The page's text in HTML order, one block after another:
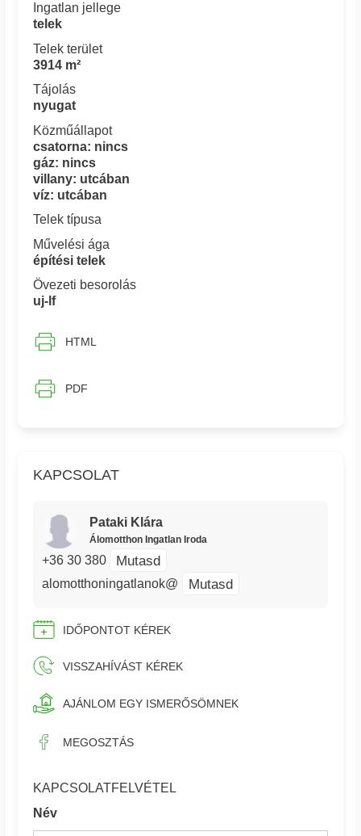
KAPCSOLAT
Pataki Klára
Álomotthon Ingatlan Iroda
+36 30 380 Mutasd
alomotthoningatlanok@ Mutasd
IDŐPONTOT KÉREK
VISSZAHÍVÁST KÉREK
AJÁNLOM EGY ISMERŐSÖMNEK
MEGOSZTÁS
KAPCSOLATFELVÉTEL
Név
Ingatlan jellege
telek
Telek terület
3914 m²
Tájolás
nyugat
Közműállapot
csatorna: nincs
gáz: nincs
villany: utcában
víz: utcában
Telek típusa
Művelési ága
építési telek
Övezeti besorolás
uj-lf
HTML
PDF